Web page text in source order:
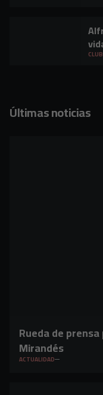
CLUB
Últimas noticias
Rueda de prensa
Mirandés
ACTUALIDAD